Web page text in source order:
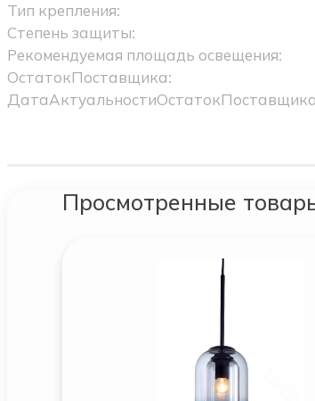
Тип крепления:
Степень защиты:
Рекомендуемая площадь освещения:
ОстатокПоставщика:
Просмотренные